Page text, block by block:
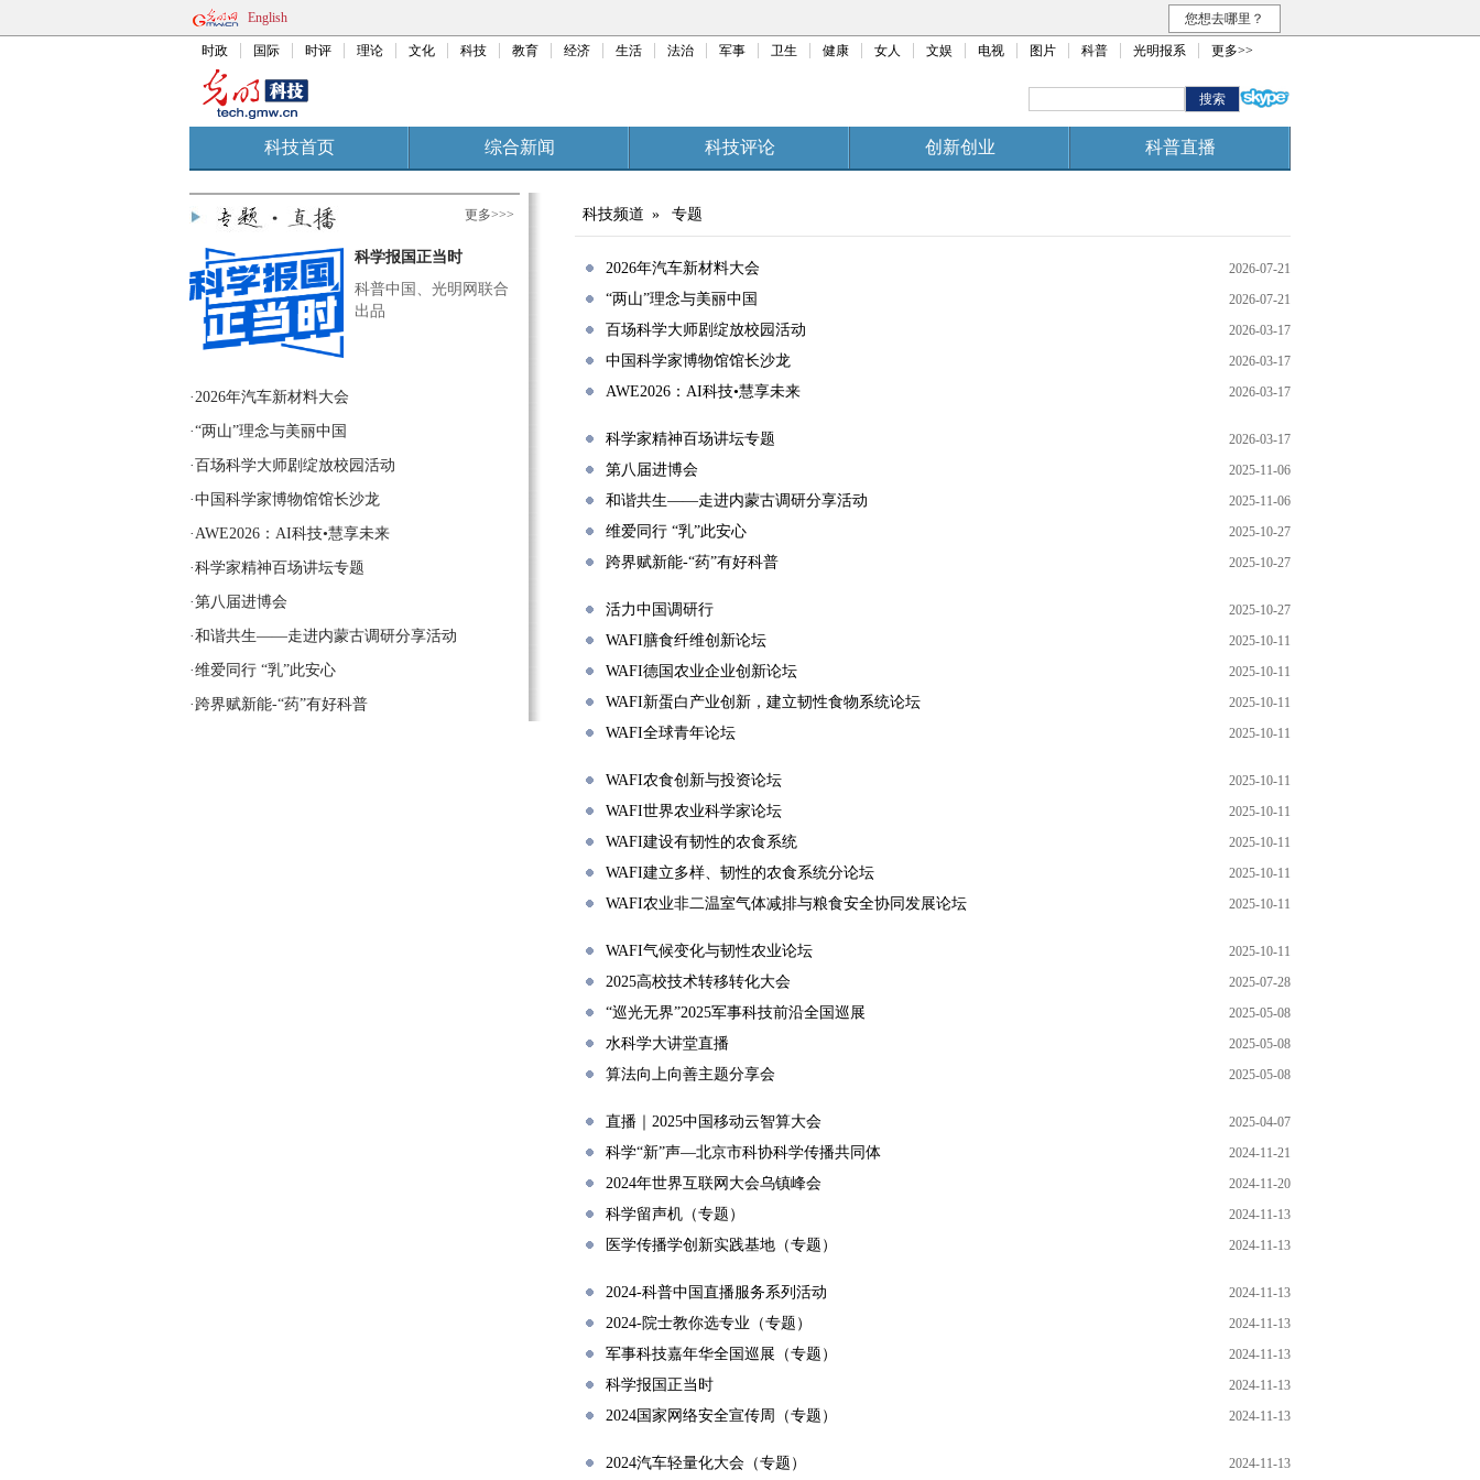
English 您想去哪里？
时政 国际 时评 理论 文化 科技 教育 经济 生活 法治 军事 卫生 健康 女人 文娱 电视 图片 科普 光明报系 更多>>
RSS 科普 能源 家电 三农科普 设为书签
科技首页 综合新闻 科技评论 创新创业 科普直播
更多>>>
科学报国正当时
科普中国、光明网联合
出品
·2026年汽车新材料大会
·“两山”理念与美丽中国
·百场科学大师剧绽放校园活动
·中国科学家博物馆馆长沙龙
·AWE2026：AI科技•慧享未来
·科学家精神百场讲坛专题
·第八届进博会
·和谐共生——走进内蒙古调研分享活动
·维爱同行 “乳”此安心
·跨界赋新能-“药”有好科普
科技频道 » 专题
2026年汽车新材料大会 2026-07-21
“两山”理念与美丽中国 2026-07-21
百场科学大师剧绽放校园活动 2026-03-17
中国科学家博物馆馆长沙龙 2026-03-17
AWE2026：AI科技•慧享未来 2026-03-17
科学家精神百场讲坛专题 2026-03-17
第八届进博会 2025-11-06
和谐共生——走进内蒙古调研分享活动 2025-11-06
维爱同行 “乳”此安心 2025-10-27
跨界赋新能-“药”有好科普 2025-10-27
活力中国调研行 2025-10-27
WAFI膳食纤维创新论坛 2025-10-11
WAFI德国农业企业创新论坛 2025-10-11
WAFI新蛋白产业创新，建立韧性食物系统论坛 2025-10-11
WAFI全球青年论坛 2025-10-11
WAFI农食创新与投资论坛 2025-10-11
WAFI世界农业科学家论坛 2025-10-11
WAFI建设有韧性的农食系统 2025-10-11
WAFI建立多样、韧性的农食系统分论坛 2025-10-11
WAFI农业非二温室气体减排与粮食安全协同发展论坛 2025-10-11
WAFI气候变化与韧性农业论坛 2025-10-11
2025高校技术转移转化大会 2025-07-28
“巡光无界”2025军事科技前沿全国巡展 2025-05-08
水科学大讲堂直播 2025-05-08
算法向上向善主题分享会 2025-05-08
直播｜2025中国移动云智算大会 2025-04-07
科学“新”声—北京市科协科学传播共同体 2024-11-21
2024年世界互联网大会乌镇峰会 2024-11-20
科学留声机（专题） 2024-11-13
医学传播学创新实践基地（专题） 2024-11-13
2024-科普中国直播服务系列活动 2024-11-13
2024-院士教你选专业（专题） 2024-11-13
军事科技嘉年华全国巡展（专题） 2024-11-13
科学报国正当时 2024-11-13
2024国家网络安全宣传周（专题） 2024-11-13
2024汽车轻量化大会（专题） 2024-11-13